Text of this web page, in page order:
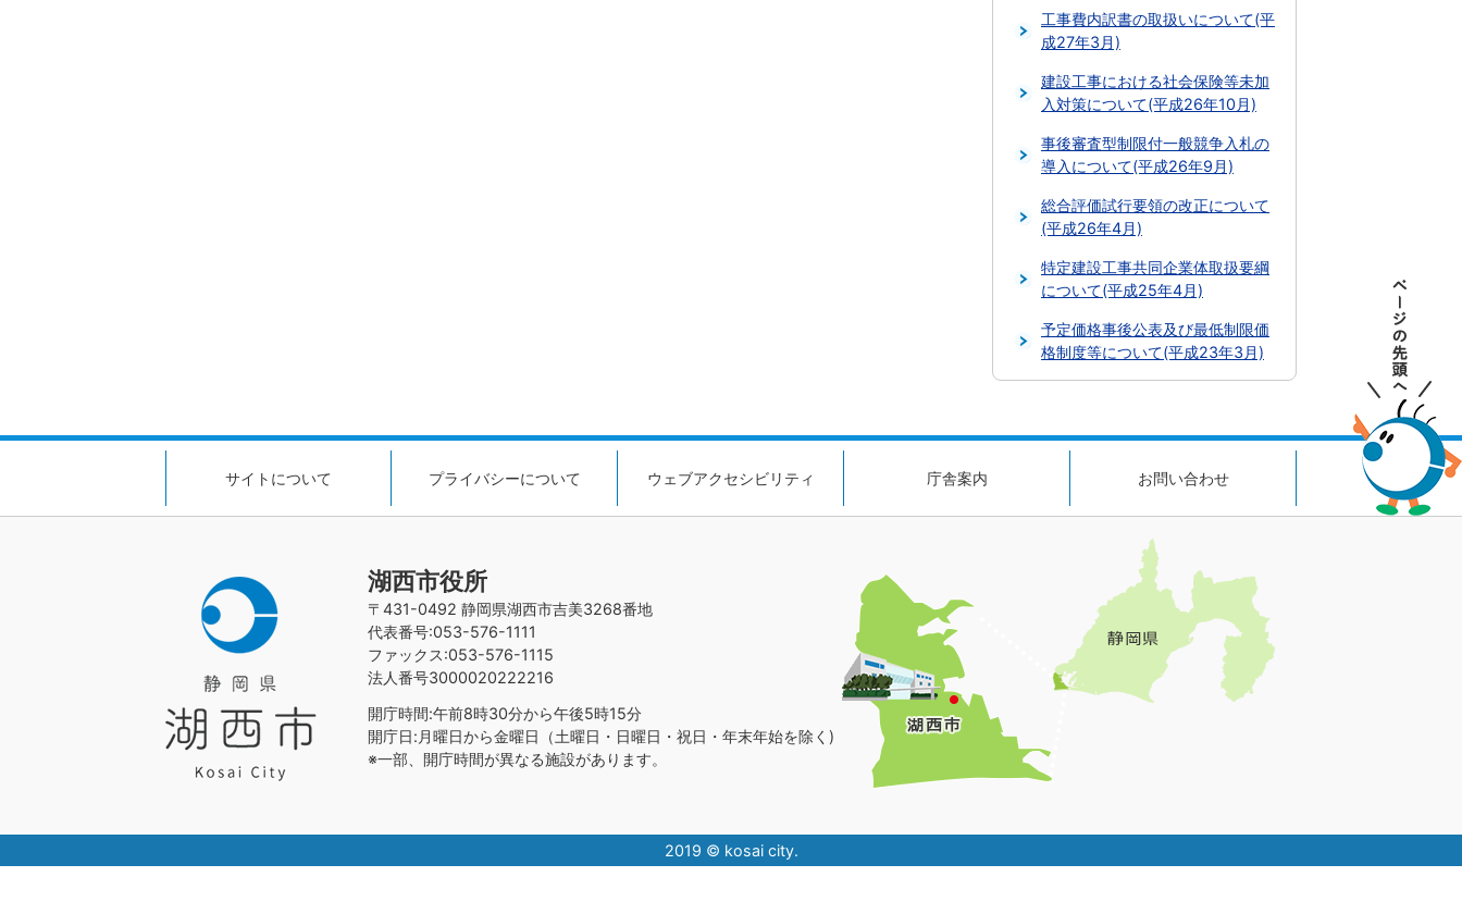
工事費内訳書の取扱いについて(平
成27年3月)
建設工事における社会保険等未加
入対策について(平成26年10月)
事後審査型制限付一般競争入札の
導入について(平成26年9月)
総合評価試行要領の改正について
(平成26年4月)
特定建設工事共同企業体取扱要綱
について(平成25年4月)
予定価格事後公表及び最低制限価
格制度等について(平成23年3月)
サイトについて プライバシーについて ウェブアクセシビリティ 庁舎案内 お問い合わせ
湖西市役所
〒431-0492 静岡県湖西市吉美3268番地
代表番号:053-576-1111
ファックス:053-576-1115
法人番号3000020222216
開庁時間:午前8時30分から午後5時15分
開庁日:月曜日から金曜日（土曜日・日曜日・祝日・年末年始を除く)
※一部、開庁時間が異なる施設があります。
2019 © kosai city.